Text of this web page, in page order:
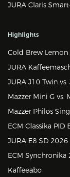
JURA Claris
Highlights
Cold Brew
JURA
JURA J10 Twin
Mazzer Mini G vs.
Mazzer Philos
ECM Classika PID
JURA E8 SD
ECM Synchronika
Kaffeeabo